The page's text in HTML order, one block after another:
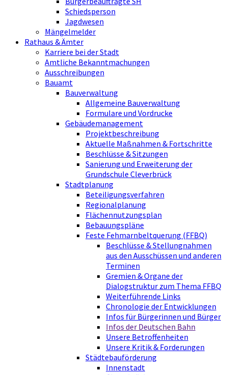
Schiedsperson
Jagdwesen
Mängelmelder
Rathaus & Ämter
Karriere bei der Stadt
Amtliche Bekanntmachungen
Ausschreibungen
Bauamt
Bauverwaltung
Allgemeine Bauverwaltung
Formulare und Vordrucke
Gebäudemanagement
Projektbeschreibung
Aktuelle Maßnahmen & Fortschritte
Beschlüsse & Sitzungen
Sanierung und Erweiterung der
Grundschule Cleverbrück
Stadtplanung
Beteiligungsverfahren
Regionalplanung
Flächennutzungsplan
Bebauungspläne
Feste Fehmarnbeltquerung (FFBQ)
Beschlüsse & Stellungnahmen
aus den Ausschüssen und anderen
Terminen
Gremien & Organe der
Dialogstruktur zum Thema FFBQ
Weiterführende Links
Chronologie der Entwicklungen
Infos für Bürgerinnen und Bürger
Infos der Deutschen Bahn
Unsere Betroffenheiten
Unsere Kritik & Forderungen
Städtebauförderung
Innenstadt